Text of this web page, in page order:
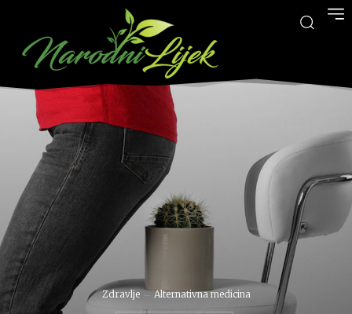
Zdravlje Alternativna medicina